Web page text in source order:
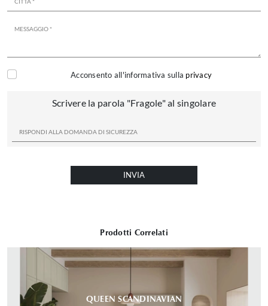
Prodotti Correlati
QUEEN SCANDINAVIAN
Acconsento all'informativa sulla privacy
Scrivere la parola "Fragole" al singolare
INVIA